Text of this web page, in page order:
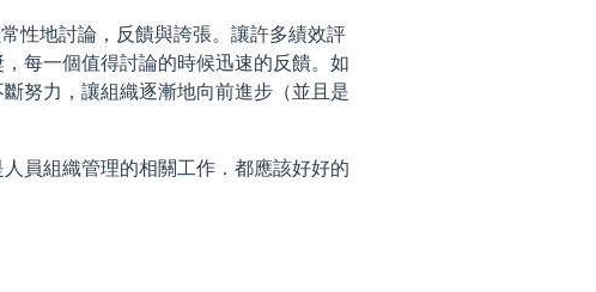
性地討論，反饋與誇張。讓許多績效評
每一個值得討論的時候迅速的反饋。如
努力，讓組織逐漸地向前進步（並且是
員組織管理的相關工作．都應該好好的